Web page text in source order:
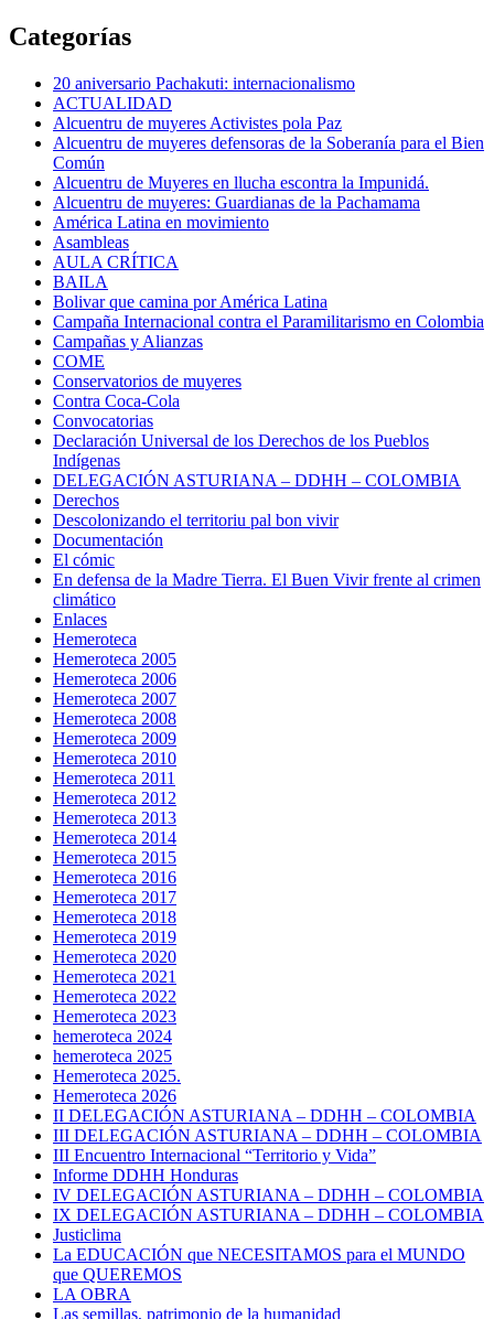
Categorías
20 aniversario Pachakuti: internacionalismo
ACTUALIDAD
Alcuentru de muyeres Activistes pola Paz
Alcuentru de muyeres defensoras de la Soberanía para el Bien
Común
Alcuentru de Muyeres en llucha escontra la Impunidá.
Alcuentru de muyeres: Guardianas de la Pachamama
América Latina en movimiento
Asambleas
AULA CRÍTICA
BAILA
Bolivar que camina por América Latina
Campaña Internacional contra el Paramilitarismo en Colombia
Campañas y Alianzas
COME
Conservatorios de muyeres
Contra Coca-Cola
Convocatorias
Declaración Universal de los Derechos de los Pueblos
Indígenas
DELEGACIÓN ASTURIANA – DDHH – COLOMBIA
Derechos
Descolonizando el territoriu pal bon vivir
Documentación
El cómic
En defensa de la Madre Tierra. El Buen Vivir frente al crimen
climático
Enlaces
Hemeroteca
Hemeroteca 2005
Hemeroteca 2006
Hemeroteca 2007
Hemeroteca 2008
Hemeroteca 2009
Hemeroteca 2010
Hemeroteca 2011
Hemeroteca 2012
Hemeroteca 2013
Hemeroteca 2014
Hemeroteca 2015
Hemeroteca 2016
Hemeroteca 2017
Hemeroteca 2018
Hemeroteca 2019
Hemeroteca 2020
Hemeroteca 2021
Hemeroteca 2022
Hemeroteca 2023
hemeroteca 2024
hemeroteca 2025
Hemeroteca 2025.
Hemeroteca 2026
II DELEGACIÓN ASTURIANA – DDHH – COLOMBIA
III DELEGACIÓN ASTURIANA – DDHH – COLOMBIA
III Encuentro Internacional “Territorio y Vida”
Informe DDHH Honduras
IV DELEGACIÓN ASTURIANA – DDHH – COLOMBIA
IX DELEGACIÓN ASTURIANA – DDHH – COLOMBIA
Justiclima
La EDUCACIÓN que NECESITAMOS para el MUNDO
que QUEREMOS
LA OBRA
Las semillas, patrimonio de la humanidad